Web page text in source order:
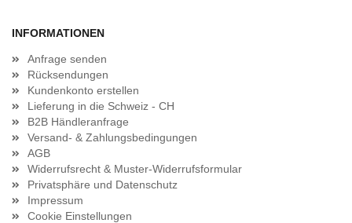
INFORMATIONEN
Anfrage senden
Rücksendungen
Kundenkonto erstellen
Lieferung in die Schweiz - CH
B2B Händleranfrage
Versand- & Zahlungsbedingungen
AGB
Widerrufsrecht & Muster-Widerrufsformular
Privatsphäre und Datenschutz
Impressum
Cookie Einstellungen